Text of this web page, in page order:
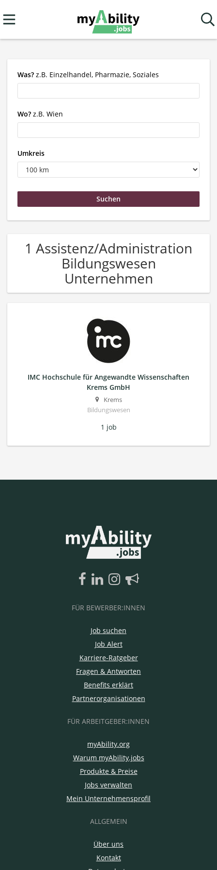
Was? z.B. Einzelhandel, Pharmazie, Soziales
Wo? z.B. Wien
Umkreis
1 Assistenz/Administration
Bildungswesen
Unternehmen
IMC Hochschule für Angewandte Wissenschaften
Krems GmbH
Krems
Bildungswesen
1 job
FÜR BEWERBER:INNEN
Job suchen
Job Alert
Karriere-Ratgeber
Fragen & Antworten
Benefits erklärt
Partnerorganisationen
FÜR ARBEITGEBER:INNEN
myAbility.org
Warum myAbility.jobs
Produkte & Preise
Jobs verwalten
Mein Unternehmensprofil
ALLGEMEIN
Über uns
Kontakt